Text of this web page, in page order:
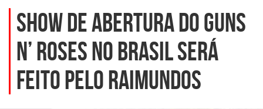
Show de abertura do Guns
N’ Roses no Brasil será
feito pelo Raimundos